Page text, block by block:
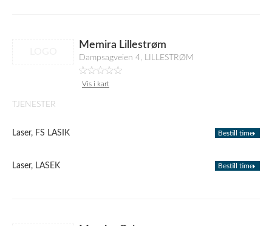
Memira Lillestrøm
Dampsagveien 4, LILLESTRØM
Vis i kart
TJENESTER
Laser, FS LASIK Bestill time
Laser, LASEK Bestill time